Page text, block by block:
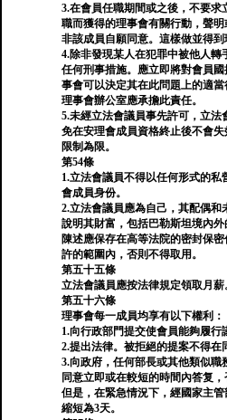
3.在會員任職期間或之後，不要
職而獲得的理事會有關行動，聲
非該成員自願同意。這樣做並得到
4.除非發現某人在犯罪中被他人
任何刑事措施。應立即將對會員
事會可以決定其在此問題上的適
理事會辦公室應承擔此責任。
5.未經立法會議員事先許可，立
免在安理會成員資格終止後不會
限制為限。
第54條
1.立法會議員不得以任何形式的
會成員身份。
2.立法會議員應為自己，其配偶和
說明其財富，包括巴勒斯坦境內
陳述應保存在高等法院的密封保
許的範圍內，否則不得取用。
第五十五條
立法會議員應按法律規定領取月薪
第五十六條
理事會每一成員均享有以下權利：
1.向行政部門提交使會員能夠履行
2.提出法律。被拒絕的提案不得在
3.向政府，任何部長或其他類似職
同意立即或在較短的時間內答复
但是，在緊急情況下，經國家主
縮短為3天。